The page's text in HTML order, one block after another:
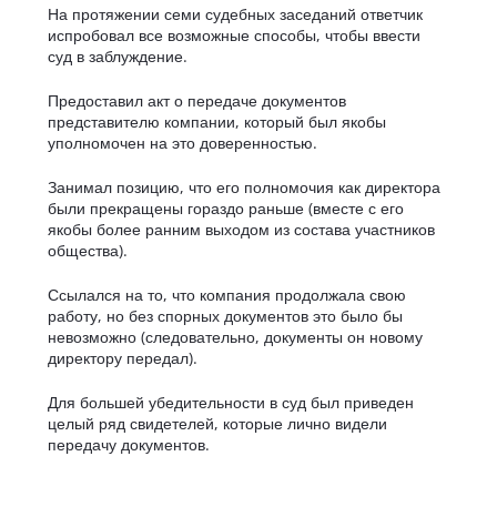
На протяжении семи судебных заседаний ответчик
испробовал все возможные способы, чтобы ввести
суд в заблуждение.
Предоставил акт о передаче документов
представителю компании, который был якобы
уполномочен на это доверенностью.
Занимал позицию, что его полномочия как директора
были прекращены гораздо раньше (вместе с его
якобы более ранним выходом из состава участников
общества).
Ссылался на то, что компания продолжала свою
работу, но без спорных документов это было бы
невозможно (следовательно, документы он новому
директору передал).
Для большей убедительности в суд был приведен
целый ряд свидетелей, которые лично видели
передачу документов.